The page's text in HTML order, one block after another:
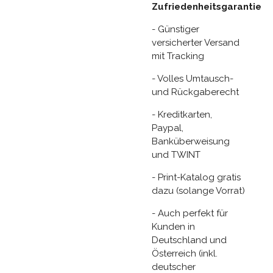
Zufriedenheitsgarantie
- Günstiger
versicherter Versand
mit Tracking
- Volles Umtausch-
und Rückgaberecht
- Kreditkarten,
Paypal,
Banküberweisung
und TWINT
- Print-Katalog gratis
dazu (solange Vorrat)
- Auch perfekt für
Kunden in
Deutschland und
Österreich (inkl.
deutscher